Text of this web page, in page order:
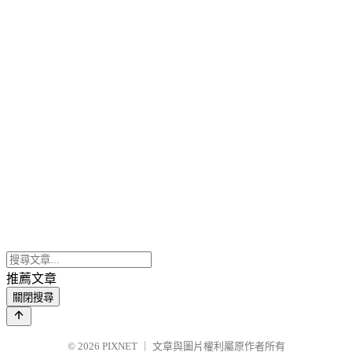
推薦文章
關閉搜尋
© 2026 PIXNET 文章與圖片權利屬原作者所有